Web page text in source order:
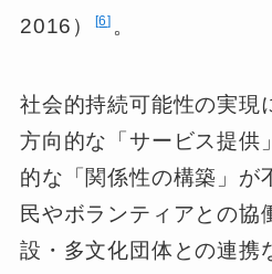
2016）
6 。
社会的持続可能性の実現
方向的な「サービス提供
的な「関係性の構築」が
民やボランティアとの協
設・多文化団体との連携